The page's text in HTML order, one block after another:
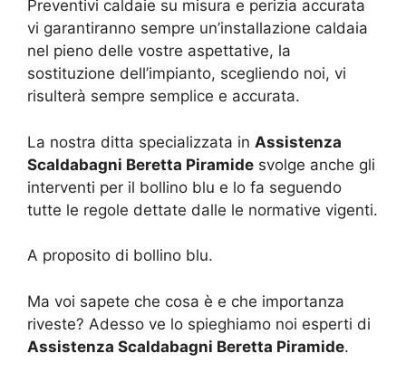
Preventivi caldaie su misura e perizia accurata
vi garantiranno sempre un’installazione caldaia
nel pieno delle vostre aspettative, la
sostituzione dell’impianto, scegliendo noi, vi
risulterà sempre semplice e accurata.
La nostra ditta specializzata in Assistenza
Scaldabagni Beretta Piramide svolge anche gli
interventi per il bollino blu e lo fa seguendo
tutte le regole dettate dalle le normative vigenti.
A proposito di bollino blu.
Ma voi sapete che cosa è e che importanza
riveste? Adesso ve lo spieghiamo noi esperti di
Assistenza Scaldabagni Beretta Piramide.